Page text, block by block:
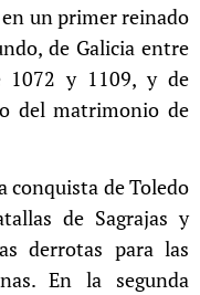
un primer reinado
de Galicia entre
1072 y 1109, y de
del matrimonio de
conquista de Toledo
de Sagrajas y
derrotas para las
En la segunda